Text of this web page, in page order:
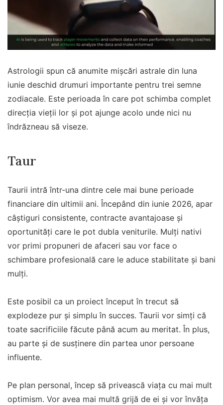
Astrologii spun că anumite mișcări astrale din luna
iunie deschid drumuri importante pentru trei semne
zodiacale. Este perioada în care pot schimba complet
direcția vieții lor și pot ajunge acolo unde nici nu
îndrăzneau să viseze.
Taur
Taurii intră într-una dintre cele mai bune perioade
financiare din ultimii ani. Începând din iunie 2026, apar
câștiguri consistente, contracte avantajoase și
oportunități care le pot dubla veniturile. Mulți nativi
vor primi propuneri de afaceri sau vor face o
schimbare profesională care le aduce stabilitate și bani
mulți.
Este posibil ca un proiect început în trecut să
explodeze pur și simplu în succes. Taurii vor simți că
toate sacrificiile făcute până acum au meritat. În plus,
au parte și de susținere din partea unor persoane
influente.
Pe plan personal, încep să privească viața cu mai mult
optimism. Vor avea mai multă grijă de ei și vor învăța